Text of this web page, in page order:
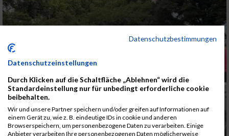
Datenschutzbestimmungen
Datenschutzeinstellungen
Durch Klicken auf die Schaltfläche „Ablehnen“ wird die
Standardeinstellung nur für unbedingt erforderliche cookie
beibehalten.
Wir und unsere Partner speichern und/oder greifen auf Informationen auf
einem Gerät zu, wie z. B. eindeutige IDs in cookie und anderen
Browserspeichern, um personenbezogene Daten zu verarbeiten. Einige
Anbieter verarbeiten Ihre personenbezogenen Daten möglicherweise